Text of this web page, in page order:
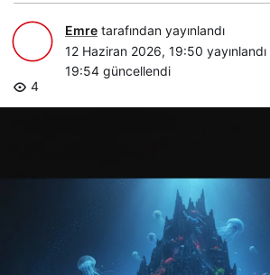
Emre tarafından yayınlandı
12 Haziran 2026, 19:50 yayınlandı
19:54 güncellendi
4